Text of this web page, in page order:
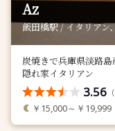
Az
飯田橋駅 / イタリアン
炭焼きで兵庫県淡路
隠れ家イタリアン
3.56 （
￥15,000～￥19,999